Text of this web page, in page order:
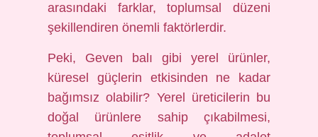
arasındaki farklar, toplumsal düzeni
şekillendiren önemli faktörlerdir.
Peki, Geven balı gibi yerel ürünler,
küresel güçlerin etkisinden ne kadar
bağımsız olabilir? Yerel üreticilerin bu
doğal ürünlere sahip çıkabilmesi,